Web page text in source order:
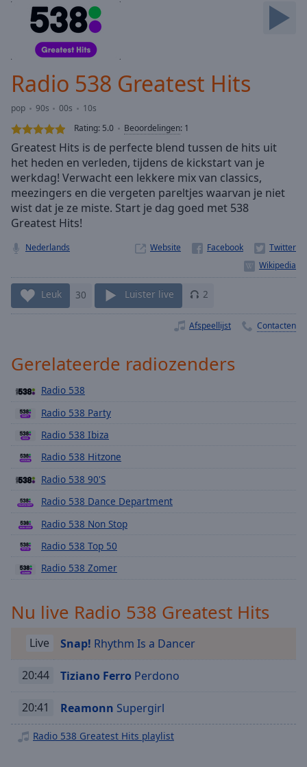
Forward
Current
Loaded:
0.00%
Stream
TypeLIVE
Seek to
currently
behind
live
Remaining
Time-
Playback
Chapters
Descriptions
descriptions
off,
selected
Subtitles
subtitles
settings ,
subtitles
settings
off
in-
Picture
Fullscreen
This
Radio 538 Greatest Hits
pop 90s 00s
10s
Rating: 5.0 Beoordelingen: 1
Greatest Hits is de perfecte blend tussen de hits uit
het heden en verleden, tijdens de kickstart van je
werkdag! Verwacht een lekkere mix van classics,
meezingers en die vergeten pareltjes waarvan je niet
wist dat je ze miste. Start je dag goed met 538
Greatest Hits!
Nederlands Website
Leuk 30 Luister live 2
Afspeellijst Contacten
Gerelateerde radiozenders
Radio 538
Radio 538 Party
Radio 538 Ibiza
Radio 538 Hitzone
Radio 538 90'S
Radio 538 Dance Department
Radio 538 Non Stop
Radio 538 Top 50
Radio 538 Zomer
Nu live Radio 538 Greatest Hits
Live Snap! Rhythm Is a Dancer
20:44 Tiziano Ferro Perdono
20:41 Reamonn Supergirl
Radio 538 Greatest Hits playlist